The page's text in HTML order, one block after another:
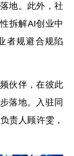
地。此外，社
拆解AI创业中
者规避合规陷
伙伴，在彼此
落地。入驻同
责人顾许雯，